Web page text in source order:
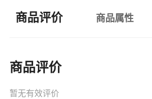
商品评价 商品属性
商品评价
暂无有效评价